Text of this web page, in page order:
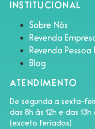
INSTITUCIONAL
Sobre Nós
Revenda
Revenda Pessoa
Blog
ATENDIMENTO
De segunda a sexta-
das 8h às 12h e das 13h
(exceto feriados)